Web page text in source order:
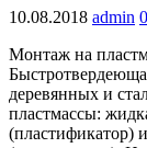
10.08.2018 admin 0
Монтаж на
деревянных и
пластмассы:
(пластификатор)